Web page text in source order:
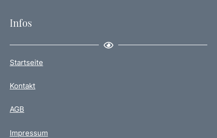
Infos
Startseite
Kontakt
AGB
Impressum